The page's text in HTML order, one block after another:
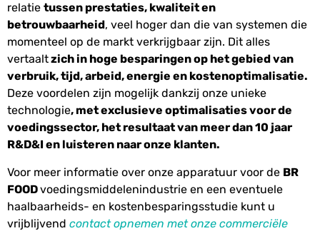
relatie tussen prestaties, kwaliteit en
betrouwbaarheid, veel hoger dan die van systemen die
momenteel op de markt verkrijgbaar zijn. Dit alles
vertaaltzich in hoge besparingen op het gebied van
verbruik, tijd, arbeid, energie en kostenoptimalisatie.
Deze voordelen zijn mogelijk dankzij onze unieke
technologie, met exclusieve optimalisaties voor de
voedingssector, het resultaat van meer dan 10 jaar
R&D&I en luisteren naar onze klanten.
Voor meer informatie over onze apparatuur voor de BR
FOODvoedingsmiddelenindustrie en een eventuele
haalbaarheids- en kostenbesparingsstudie kunt u
vrijblijvend contact opnemen met onze commerciële